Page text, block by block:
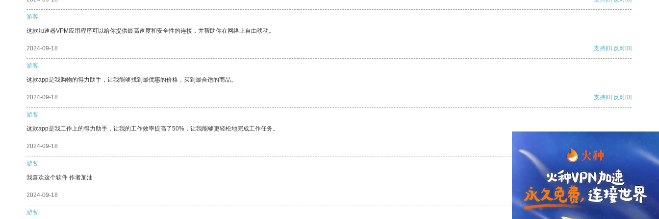
游客
这款加速器VPM应用程序可以给你提供最高速度和安全性的连接，并帮助你在网络上自由移动。
2024-09-18 支持[0] 反对[0]
游客
这款app是我购物的得力助手，让我能够找到最优惠的价格，买到最合适的商品。
2024-09-18 支持[0] 反对[0]
游客
这款app是我工作上的得力助手，让我的工作效率提高了50%，让我能够更轻松地完成工作任务。
2024-09-18
游客
我喜欢这个软件 作者加油
2024-09-18 支持 [0] 反对[0]
游客